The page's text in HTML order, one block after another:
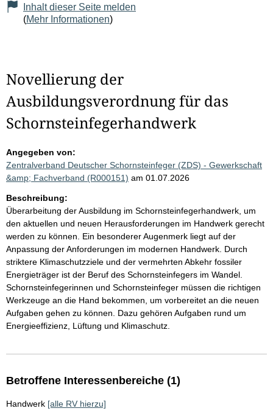
Inhalt dieser Seite melden
(Mehr Informationen)
Novellierung der
Ausbildungsverordnung für das
Schornsteinfegerhandwerk
Angegeben von:
Zentralverband Deutscher Schornsteinfeger (ZDS) - Gewerkschaft
&amp; Fachverband (R000151) am 01.07.2026
Beschreibung:
Überarbeitung der Ausbildung im Schornsteinfegerhandwerk, um
den aktuellen und neuen Herausforderungen im Handwerk gerecht
werden zu können. Ein besonderer Augenmerk liegt auf der
Anpassung der Anforderungen im modernen Handwerk. Durch
striktere Klimaschutzziele und der vermehrten Abkehr fossiler
Energieträger ist der Beruf des Schornsteinfegers im Wandel.
Schornsteinfegerinnen und Schornsteinfeger müssen die richtigen
Werkzeuge an die Hand bekommen, um vorbereitet an die neuen
Aufgaben gehen zu können. Dazu gehören Aufgaben rund um
Energieeffizienz, Lüftung und Klimaschutz.
Betroffene Interessenbereiche (1)
Handwerk [alle RV hierzu]